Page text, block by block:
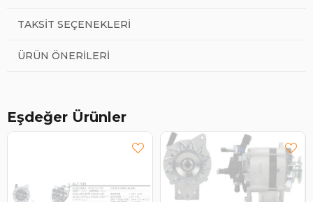
TAKSIT SEÇENEKLERI
ÜRÜN ÖNERILERI
Eşdeğer Ürünler